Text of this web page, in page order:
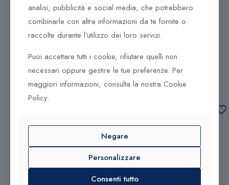
Maurice Lacroix 39mm
AI6007-SS002-630-1
2.250,00€
Aggiungi al
Maurice Lacroix 39mm
AI6007-SS002-731-1
2.250,00€
analisi, pubblicità e social media, che potrebbero
combinarle con altre informazioni da te fornite o
raccolte durante l’utilizzo dei loro servizi.
Puoi accettare tutti i cookie, rifiutare quelli non
necessari oppure gestire le tue preferenze. Per
maggiori informazioni, consulta la nostra Cookie
Policy.
Negare
Personalizzare
Consenti tutto